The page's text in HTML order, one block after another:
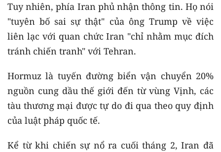
Tuy nhiên, phía Iran phủ nhận thông tin. Họ nói
"tuyên bố sai sự thật" của ông Trump về việc
liên lạc với quan chức Iran "chỉ nhằm mục đích
tránh chiến tranh" với Tehran.
Hormuz là tuyến đường biển vận chuyển 20%
nguồn cung dầu thế giới đến từ vùng Vịnh, các
tàu thương mại được tự do đi qua theo quy định
của luật pháp quốc tế.
Kể từ khi chiến sự nổ ra cuối tháng 2, Iran đã